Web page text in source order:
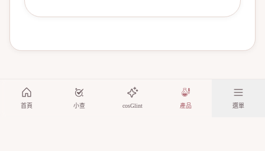
首頁 小查 cosGlint 產品 選單